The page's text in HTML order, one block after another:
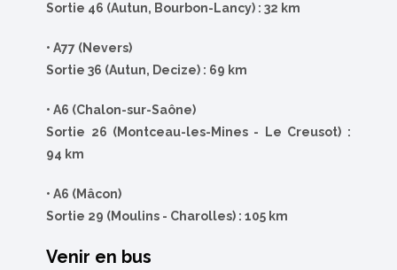
Sortie 46 (Autun, Bourbon-Lancy) : 32 km
• A77 (Nevers)
Sortie 36 (Autun, Decize) : 69 km
• A6 (Chalon-sur-Saône)
Sortie 26 (Montceau-les-Mines - Le Creusot) :
94 km
• A6 (Mâcon)
Sortie 29 (Moulins - Charolles) : 105 km
Venir en bus